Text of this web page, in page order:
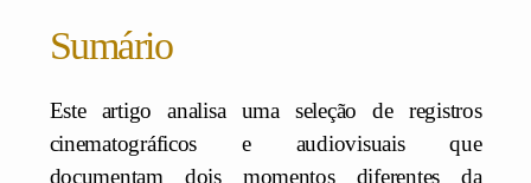
Sumário
Este artigo analisa uma seleção de registros
cinematográficos e audiovisuais que
documentam dois momentos diferentes da